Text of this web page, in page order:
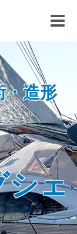
・造形
シェ